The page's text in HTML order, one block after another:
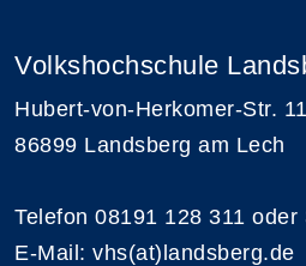
Volkshochschule
Hubert-von-Herkomer-Str.
86899 Landsberg am Lech
Telefon 08191 128 311 oder
E-Mail: vhs(at)landsberg.de